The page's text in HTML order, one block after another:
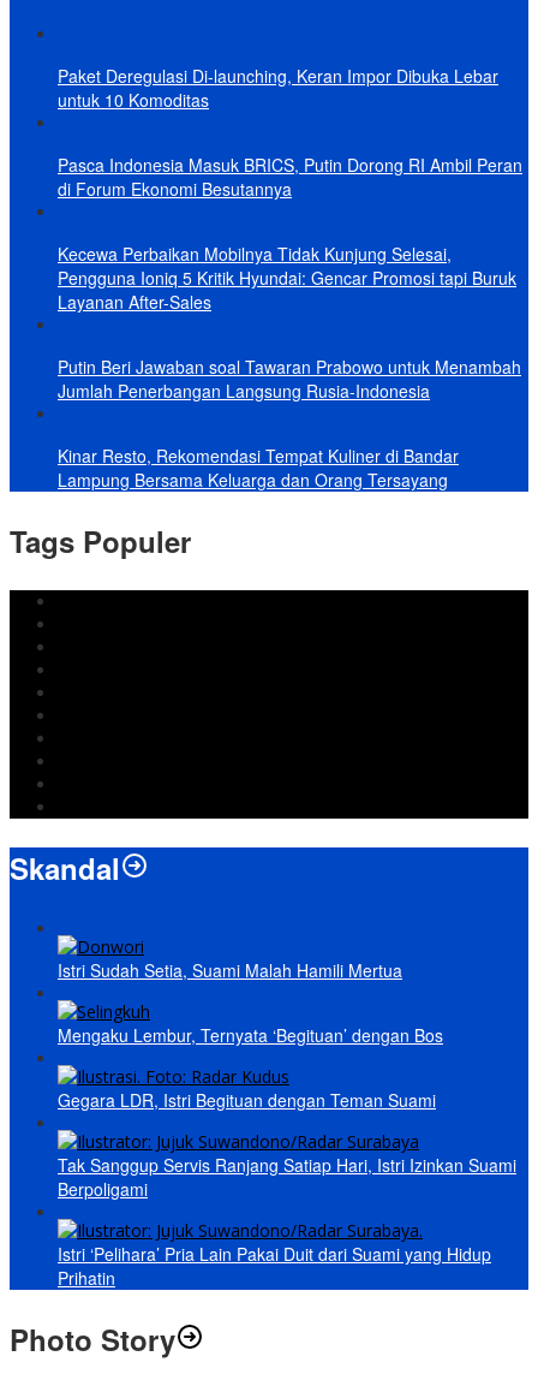
Paket Deregulasi Di-launching, Keran Impor Dibuka Lebar
untuk 10 Komoditas
Pasca Indonesia Masuk BRICS, Putin Dorong RI Ambil Peran
di Forum Ekonomi Besutannya
Kecewa Perbaikan Mobilnya Tidak Kunjung Selesai,
Pengguna Ioniq 5 Kritik Hyundai: Gencar Promosi tapi Buruk
Layanan After-Sales
Putin Beri Jawaban soal Tawaran Prabowo untuk Menambah
Jumlah Penerbangan Langsung Rusia-Indonesia
Kinar Resto, Rekomendasi Tempat Kuliner di Bandar
Lampung Bersama Keluarga dan Orang Tersayang
Tags Populer
Skandal
Istri Sudah Setia, Suami Malah Hamili Mertua
Mengaku Lembur, Ternyata ‘Begituan’ dengan Bos
Gegara LDR, Istri Begituan dengan Teman Suami
Tak Sanggup Servis Ranjang Satiap Hari, Istri Izinkan Suami
Berpoligami
Istri ‘Pelihara’ Pria Lain Pakai Duit dari Suami yang Hidup
Prihatin
Photo Story